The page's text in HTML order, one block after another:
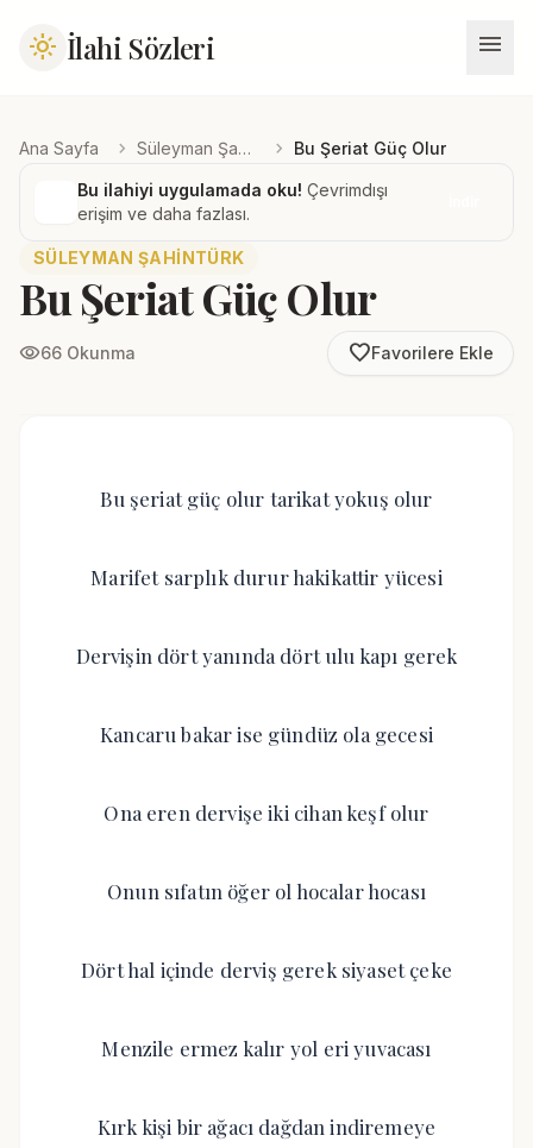
light_mode İlahi Sözleri menu
Ana Sayfa chevron_right Süleyman Şahintürk chevron_right Bu Şeriat Güç Olur
Bu ilahiyi uygulamada oku! Çevrimdışı
erişim ve daha fazlası.
SÜLEYMAN ŞAHINTÜRK
Bu Şeriat Güç Olur
visibility66 Okunma favorite_borderFavorilere Ekle
Bu şeriat güç olur tarikat yokuş olur
Marifet sarplık durur hakikattir yücesi
Dervişin dört yanında dört ulu kapı gerek
Kancaru bakar ise gündüz ola gecesi
Ona eren dervişe iki cihan keşf olur
Onun sıfatın öğer ol hocalar hocası
Dört hal içinde derviş gerek siyaset çeke
Menzile ermez kalır yol eri yuvacası
Kırk kişi bir ağacı dağdan indiremeye